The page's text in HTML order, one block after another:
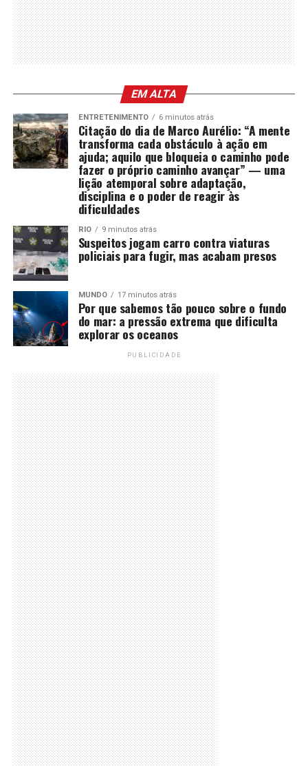
EM ALTA
ENTRETENIMENTO 6 minutos atrás
Citação do dia de Marco Aurélio: “A mente
transforma cada obstáculo à ação em
ajuda; aquilo que bloqueia o caminho pode
fazer o próprio caminho avançar” — uma
lição atemporal sobre adaptação,
disciplina e o poder de reagir às
dificuldades
RIO 9 minutos atrás
Suspeitos jogam carro contra viaturas
policiais para fugir, mas acabam presos
MUNDO 17 minutos atrás
Por que sabemos tão pouco sobre o fundo
do mar: a pressão extrema que dificulta
explorar os oceanos
PUBLICIDADE